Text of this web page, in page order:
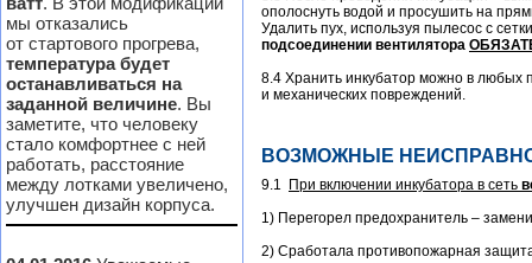
мы отказались
от стартового прогрева,
температура будет
останавливаться на
заданной величине. Вы
заметите, что человеку
стало комфортнее с ней
работать, расстояние
между лотками увеличено,
улучшен дизайн корпуса.
ополоснуть водой и просушить на
Удалить пух, используя пылесос с
подсоединении вентилятора
8.4 Хранить инкубатор можно в любых
и механических повреждений.
ВОЗМОЖНЫЕ
9.1 При включении инкубатора в сеть
1) Перегорел предохранитель –
2) Сработала противопожарная